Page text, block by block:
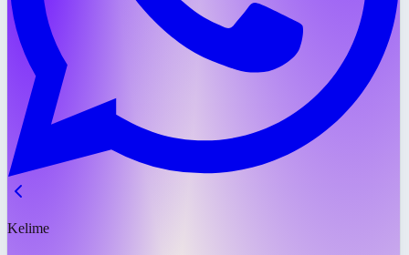
Kelime